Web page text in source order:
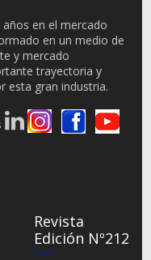
en el mercado
en un medio de
y mercado
trayectoria y
esta gran industria.
Revista
Edición Nº212